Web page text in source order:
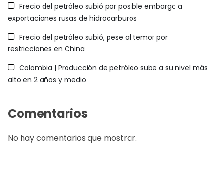
Precio del petróleo subió por posible embargo a
exportaciones rusas de hidrocarburos
Precio del petróleo subió, pese al temor por
restricciones en China
Colombia | Producción de petróleo sube a su nivel más
alto en 2 años y medio
Comentarios
No hay comentarios que mostrar.